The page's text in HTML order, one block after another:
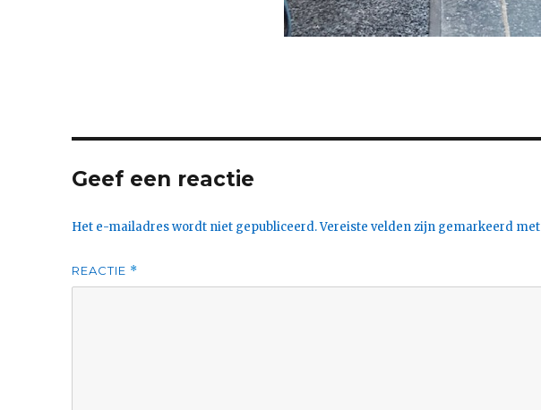
Geef een reactie
Het e-mailadres wordt niet gepubliceerd.Vereiste velden zijn gemarkeerd met
REACTIE *